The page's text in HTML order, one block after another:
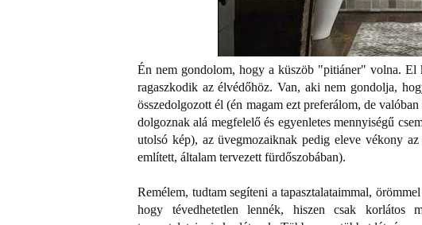
Én nem gondolom, hogy a küszöb "pitiáner" volna.
ragaszkodik az élvédőhöz. Van, aki nem gondolja,
összedolgozott él (én magam ezt preferálom, de
dolgoznak alá megfelelő és egyenletes mennyiségű
utolsó kép), az üvegmozaiknak pedig eleve vékony
említett, általam tervezett fürdőszobában).
Remélem, tudtam segíteni a tapasztalataimmal,
hogy tévedhetetlen lennék, hiszen csak korlátos